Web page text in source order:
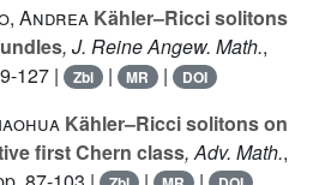
Andrea Kähler–Ricci solitons
, J. Reine Angew. Math.,
127 | Zbl | MR | DOI
Kähler–Ricci solitons on
first Chern class, Adv. Math.,